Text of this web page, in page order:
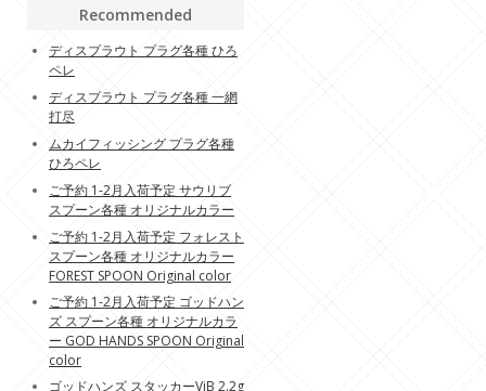
Recommended
ディスプラウト プラグ各種 ひろ
ペレ
ディスプラウト プラグ各種 一網
打尽
ムカイフィッシング プラグ各種
ひろペレ
ご予約 1-2月入荷予定 サウリブ
スプーン各種 オリジナルカラー
ご予約 1-2月入荷予定 フォレスト
スプーン各種 オリジナルカラー
FOREST SPOON Original color
ご予約 1-2月入荷予定 ゴッドハン
ズ スプーン各種 オリジナルカラ
ー GOD HANDS SPOON Original
color
ゴッドハンズ スタッカーViB 2.2g